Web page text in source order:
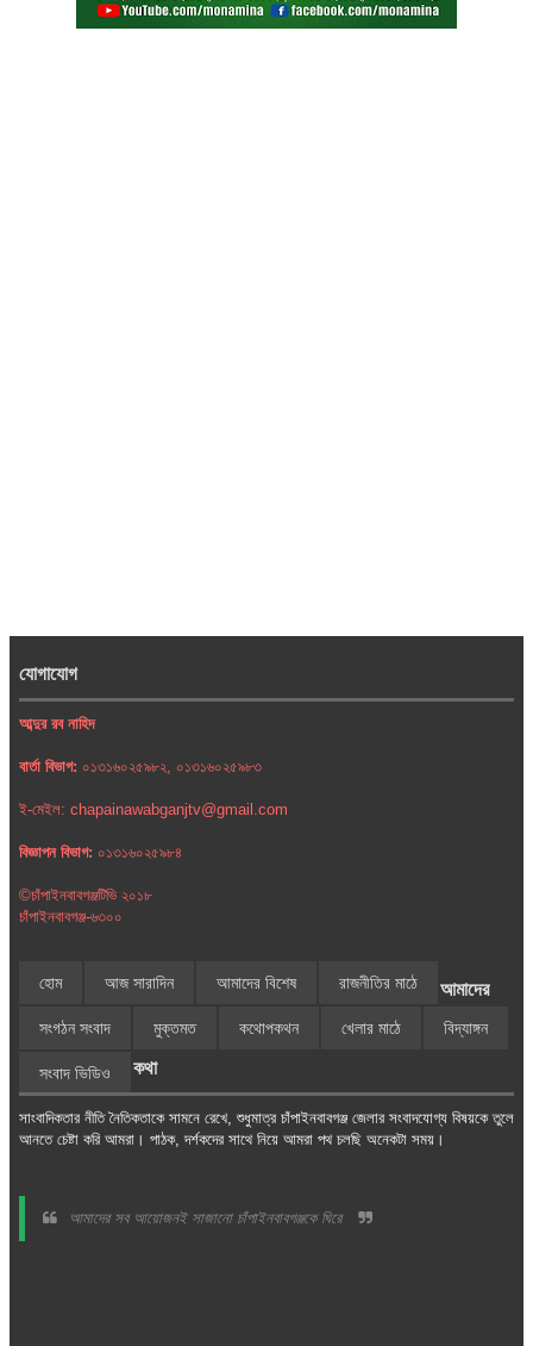
যোগাযোগ
আব্দুর রব নাহিদ
বার্তা বিভাগ: ০১৩১৬০২৫৯৮২, ০১৩১৬০২৫৯৮৩
ই-মেইল: chapainawabganjtv@gmail.com
বিজ্ঞাপন বিভাগ: ০১৩১৬০২৫৯৮৪
©চাঁপাইনবাবগঞ্জটিভি ২০১৮
চাঁপাইনবাবগঞ্জ-৬৩০০
হোম আজ সারাদিন আমাদের বিশেষ রাজনীতির মাঠে
সংগঠন সংবাদ মুক্তমত কথোপকথন খেলার মাঠে বিদ্যাঙ্গন
সংবাদ ভিডিও
আমাদের
কথা
সাংবাদিকতার নীতি নৈতিকতাকে সামনে রেখে, শুধুমাত্র চাঁপাইনবাবগঞ্জ জেলার সংবাদযোগ্য বিষয়কে তুলে
আনতে চেষ্টা করি আমরা। পাঠক, দর্শকদের সাথে নিয়ে আমরা পথ চলছি অনেকটা সময়।
আমাদের সব আয়োজনই সাজানো চাঁপাইনবাবগঞ্জকে ঘিরে